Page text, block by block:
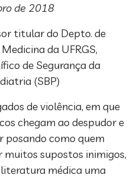
de 2018
titular do Depto. de
da UFRGS,
de Segurança da
(SBP)
de violência, em que
chegam ao despudor e
posando como quem
supostos inimigos,
médica uma